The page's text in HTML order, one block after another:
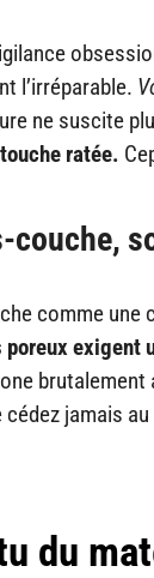
l’irréparable.
ne suscite
ratée.
comme une
exigent
brutalement
cédez jamais
du